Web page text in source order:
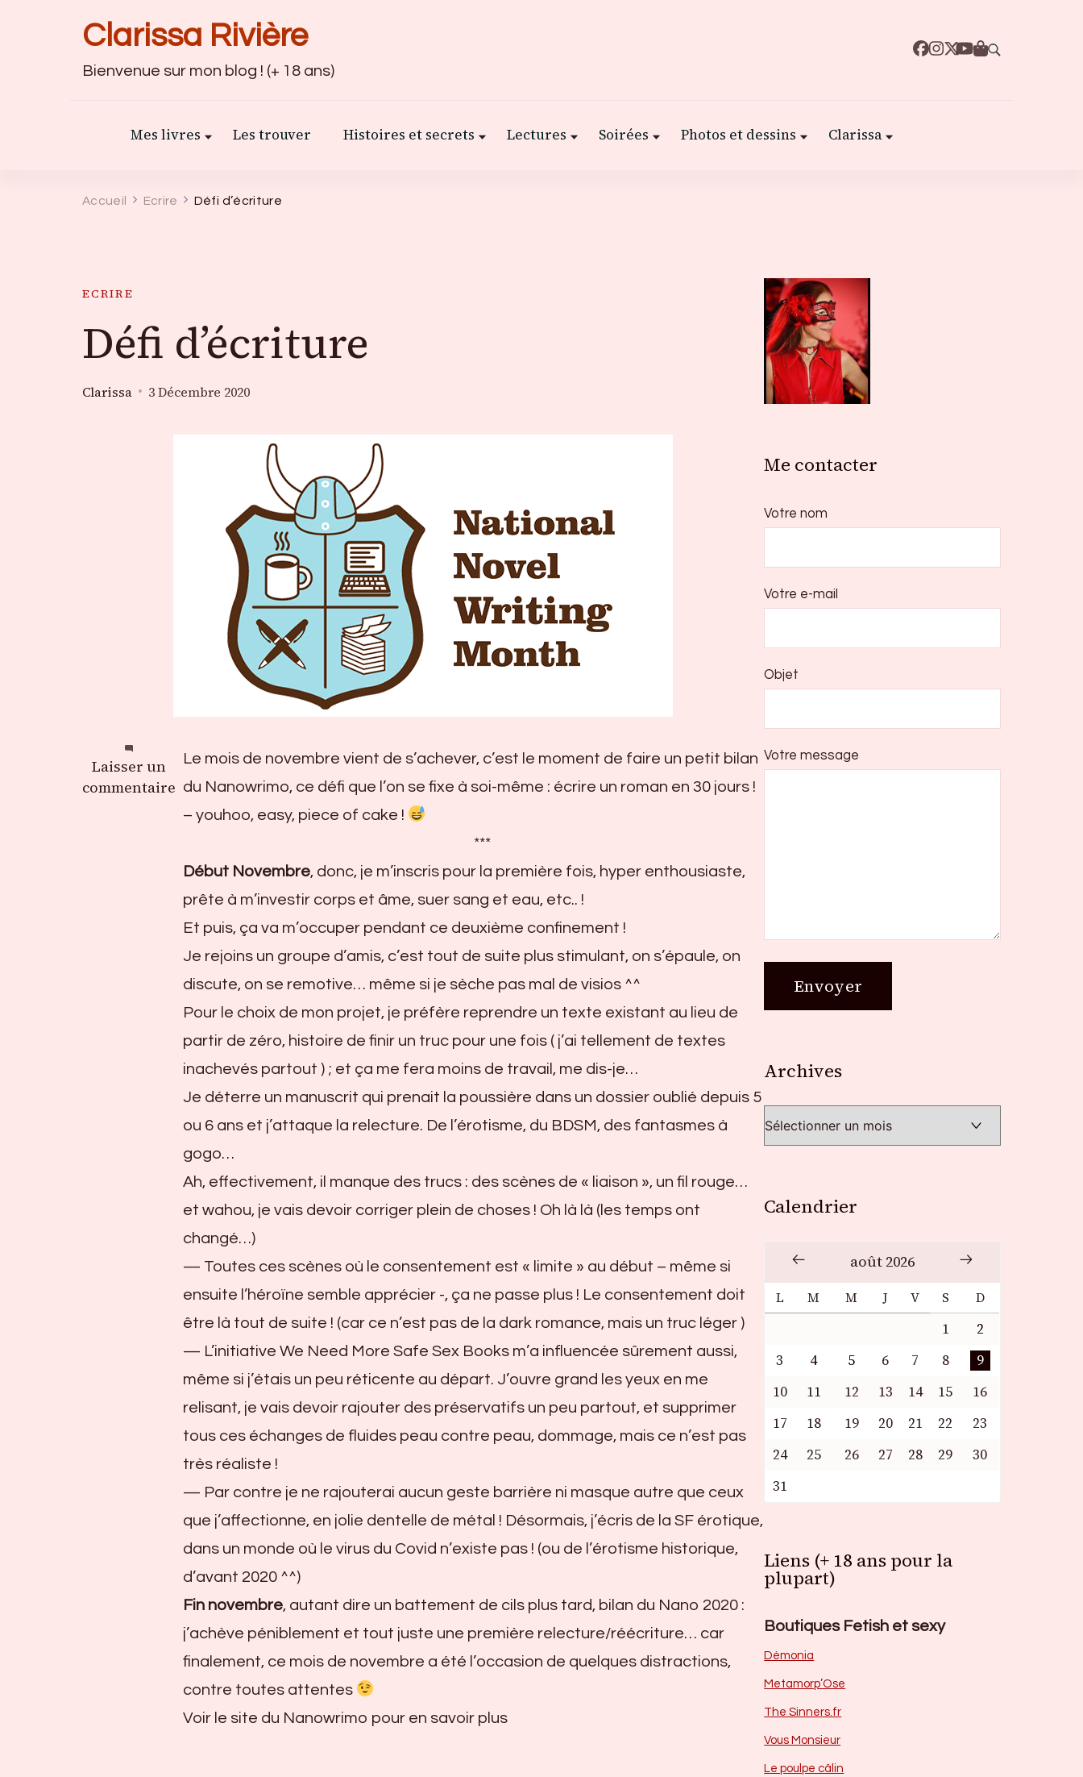
Clarissa Rivière
Bienvenue sur mon blog ! (+ 18 ans)
Mes livres Les trouver Histoires et secrets Lectures Soirées Photos et dessins Clarissa
Accueil Ecrire Défi d’écriture
ECRIRE
Défi d’écriture
Clarissa 3 Décembre 2020
Laisser un
commentaire
sur
Défi
d’écriture
Le mois de novembre vient de s’achever, c’est le moment de faire un petit bilan
du Nanowrimo, ce défi que l’on se fixe à soi-même : écrire un roman en 30 jours !
– youhoo, easy, piece of cake !
***
Début Novembre, donc, je m’inscris pour la première fois, hyper enthousiaste,
prête à m’investir corps et âme, suer sang et eau, etc.. !
Et puis, ça va m’occuper pendant ce deuxième confinement !
Je rejoins un groupe d’amis, c’est tout de suite plus stimulant, on s’épaule, on
discute, on se remotive… même si je sèche pas mal de visios ^^
Pour le choix de mon projet, je préfère reprendre un texte existant au lieu de
partir de zéro, histoire de finir un truc pour une fois ( j’ai tellement de textes
inachevés partout ) ; et ça me fera moins de travail, me dis-je…
Je déterre un manuscrit qui prenait la poussière dans un dossier oublié depuis 5
ou 6 ans et j’attaque la relecture. De l’érotisme, du BDSM, des fantasmes à
gogo…
Ah, effectivement, il manque des trucs : des scènes de « liaison », un fil rouge…
et wahou, je vais devoir corriger plein de choses ! Oh là là (les temps ont
changé…)
— Toutes ces scènes où le consentement est « limite » au début – même si
ensuite l’héroïne semble apprécier -, ça ne passe plus ! Le consentement doit
être là tout de suite ! (car ce n’est pas de la dark romance, mais un truc léger )
— L’initiative We Need More Safe Sex Books m’a influencée sûrement aussi,
même si j’étais un peu réticente au départ. J’ouvre grand les yeux en me
relisant, je vais devoir rajouter des préservatifs un peu partout, et supprimer
tous ces échanges de fluides peau contre peau, dommage, mais ce n’est pas
très réaliste !
— Par contre je ne rajouterai aucun geste barrière ni masque autre que ceux
que j’affectionne, en jolie dentelle de métal ! Désormais, j’écris de la SF érotique,
dans un monde où le virus du Covid n’existe pas ! (ou de l’érotisme historique,
d’avant 2020 ^^)
Fin novembre, autant dire un battement de cils plus tard, bilan du Nano 2020 :
j’achève péniblement et tout juste une première relecture/réécriture… car
finalement, ce mois de novembre a été l’occasion de quelques distractions,
contre toutes attentes
Voir le site du Nanowrimo pour en savoir plus
Me contacter
Votre nom
Votre e-mail
Objet
Votre message
Archives
Calendrier
août 2026
L M M J V S D
1
2
3
4 5 6 7 8
9
10
11 12 13 14 15
16
17
18 19 20 21 22
23
24
25 26 27 28 29
30
31
Liens (+ 18 ans pour la
plupart)
Boutiques Fetish et sexy
Dèmonia
Metamorp’Ose
The Sinners.fr
Vous Monsieur
Le poulpe câlin